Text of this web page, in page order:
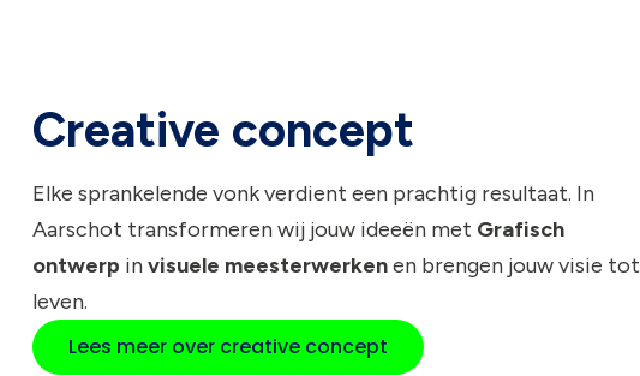
Creative concept
Elke sprankelende vonk verdient een prachtig resultaat. In
Aarschot transformeren wij jouw ideeën met Grafisch
ontwerp invisuele meesterwerkenen brengen jouw visie tot
leven.
Lees meer over creative concept